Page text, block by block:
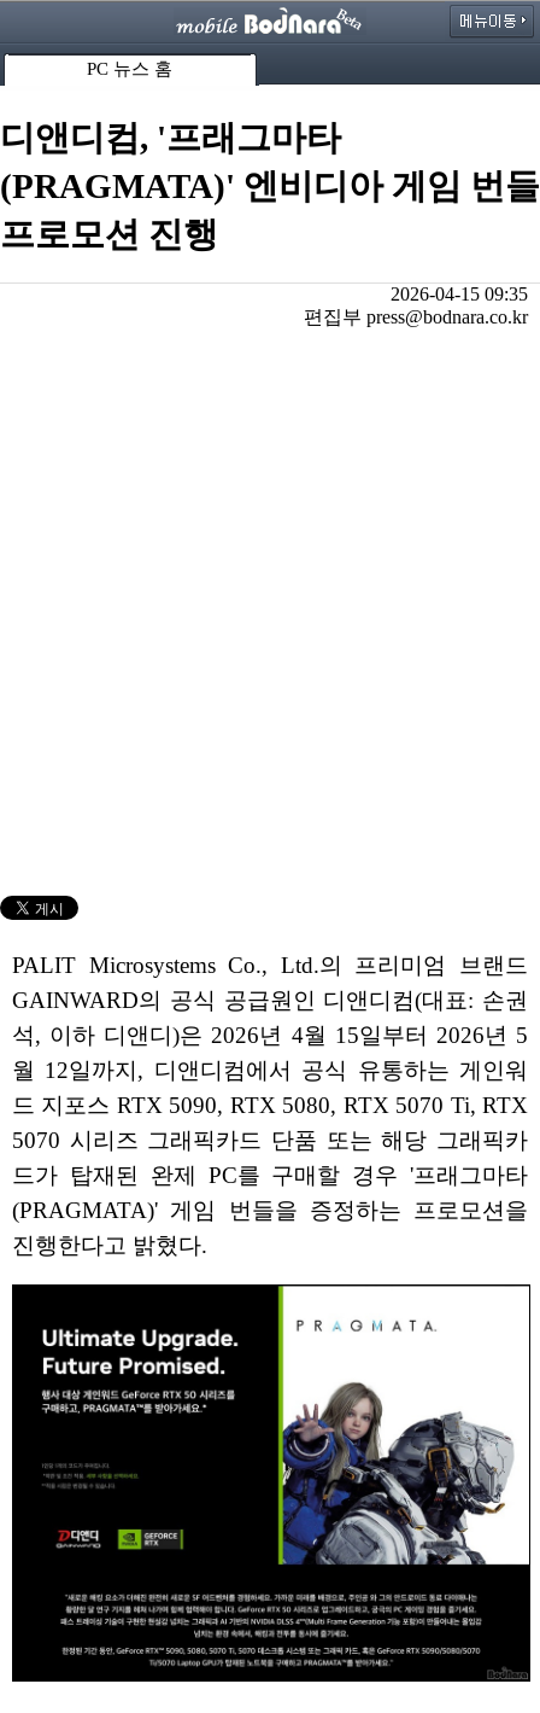
PC 뉴스 홈
디앤디컴, '프래그마타
(PRAGMATA)' 엔비디아 게임 번들
프로모션 진행
2026-04-15 09:35
편집부 press@bodnara.co.kr
PALIT Microsystems Co., Ltd.의 프리미엄 브랜드
GAINWARD의 공식 공급원인 디앤디컴(대표: 손권
석, 이하 디앤디)은 2026년 4월 15일부터 2026년 5
월 12일까지, 디앤디컴에서 공식 유통하는 게인워
드 지포스 RTX 5090, RTX 5080, RTX 5070 Ti, RTX
5070 시리즈 그래픽카드 단품 또는 해당 그래픽카
드가 탑재된 완제 PC를 구매할 경우 '프래그마타
(PRAGMATA)' 게임 번들을 증정하는 프로모션을
진행한다고 밝혔다.